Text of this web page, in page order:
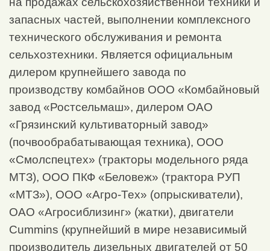
запасных частей, выполнении комплексного
технического обслуживания и ремонта
сельхозтехники. Является официальным
дилером крупнейшего завода по
производству комбайнов ООО «Комбайновый
завод «Ростсельмаш», дилером ОАО
«Грязинский культиваторный завод»
(почвообрабатывающая техника), ООО
«Смолспецтех» (тракторы модельного ряда
МТЗ), ООО ПКФ «Беловеж» (трактора РУП
«МТЗ»), ООО «Агро-Тех» (опрыскиватели),
ОАО «Агросиблизинг» (жатки), двигатели
Cummins (крупнейший в мире независимый
производитель дизельных двигателей от 50